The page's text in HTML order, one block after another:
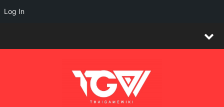
Log In